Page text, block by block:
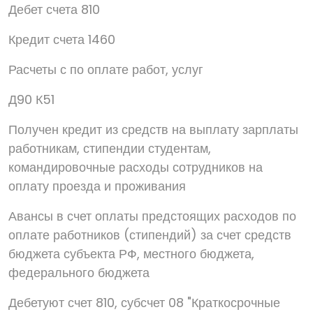
Дебет счета 810
Кредит счета 1460
Расчеты с по оплате работ, услуг
Д90 К51
Получен кредит из средств на выплату зарплаты
работникам, стипендии студентам,
командировочные расходы сотрудников на
оплату проезда и проживания
Авансы в счет оплаты предстоящих расходов по
оплате работников (стипендий) за счет средств
бюджета субъекта РФ, местного бюджета,
федерального бюджета
Дебетуют счет 810, субсчет 08 "Краткосрочные